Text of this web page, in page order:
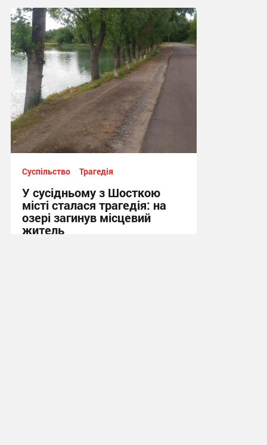
10:41 вчора
Суспільство Трагедія
У сусідньому з Шосткою
місті сталася трагедія: на
озері загинув місцевий
житель